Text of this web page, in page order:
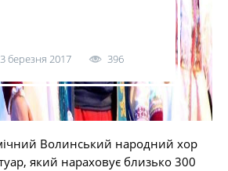
березня 2017 396
Волинський народний хор
який нараховує близько 300